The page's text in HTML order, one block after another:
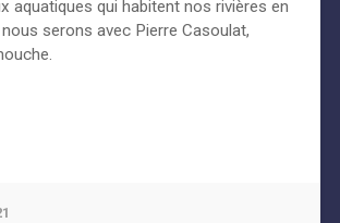
aquatiques qui habitent nos rivières en
serons avec Pierre Casoulat,